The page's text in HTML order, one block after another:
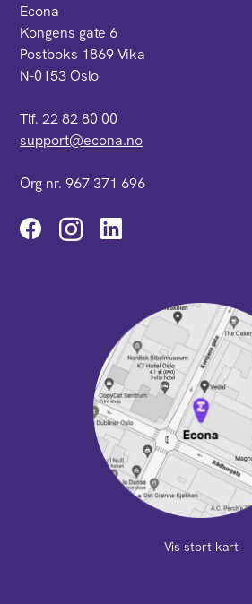
Econa
Kongens gate 6
Postboks 1869 Vika
N-0153 Oslo
Tlf. 22 82 80 00
support@econa.no
Org nr. 967 371 696
Instagram
Vis stort kart